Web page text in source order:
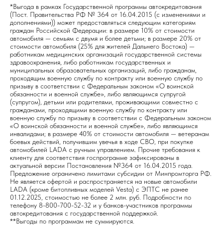
*Выгода в рамках Государственной программы автокредитования
(Пост. Правительства РФ № 364 от 16.04.2015 (с изменениями и
дополнениями)) может предоставляться следующим категориям
граждан Российской Федерации: в размере 10% от стоимости
автомобиля — семьям с двумя и более детьми; в размере 20% от
стоимости автомобиля (25% для жителей Дальнего Востока) —
работникам медицинских организаций государственной системы
здравоохранения, либо работникам государственных и
муниципальных образовательных организаций, либо гражданам,
проходящим военную службу по контракту или военную службу по
призыву в соответствии с Федеральным законом «О воинской
обязанности и военной службе», либо являющимся супругой
(супругом), детьми или родителями, проживающими совместно с
гражданами, проходящими военную службу по контракту или
военную службу по призыву в соответствии с Федеральным законом
«О воинской обязанности и военной службе», либо являющимся
инвалидами; в размере 40% от стоимости автомобиля — ветеранам
боевых действий, получившим увечья в ходе СВО, при покупке
автомобилей LADA с ручным управлением. Прочие требования к
клиенту для соответствия госпрограмме зафиксированы в
актуальной версии Постановления №364 от 16.04.2015 года.
Предложение ограничено лимитами субсидии от Минпромторга РФ.
Не является офертой и распространяется на новые автомобили
LADA (кроме битопливных моделей Vesta) c ЭПТС не ранее
01.12.2025, стоимостью не более 2 млн. руб. Подробности по
телефону 8-800-700-52-32 и у банков-участников программы
автокредитования с государственной поддержкой.
**Выгоды по программам не суммируются.